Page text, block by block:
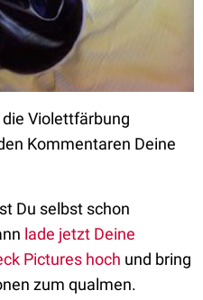
Violettfärbung
Kommentaren Deine
Du selbst schon
lade jetzt Deine
Pictures hoch und bring
zum qualmen.